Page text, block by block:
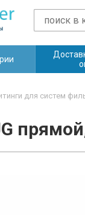
для систем